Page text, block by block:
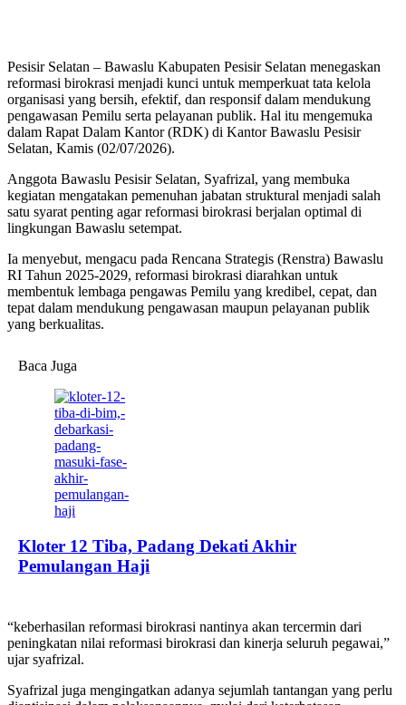
Pesisir Selatan – Bawaslu Kabupaten Pesisir Selatan menegaskan
reformasi birokrasi menjadi kunci untuk memperkuat tata kelola
organisasi yang bersih, efektif, dan responsif dalam mendukung
pengawasan Pemilu serta pelayanan publik. Hal itu mengemuka
dalam Rapat Dalam Kantor (RDK) di Kantor Bawaslu Pesisir
Selatan, Kamis (02/07/2026).
Anggota Bawaslu Pesisir Selatan, Syafrizal, yang membuka
kegiatan mengatakan pemenuhan jabatan struktural menjadi salah
satu syarat penting agar reformasi birokrasi berjalan optimal di
lingkungan Bawaslu setempat.
Ia menyebut, mengacu pada Rencana Strategis (Renstra) Bawaslu
RI Tahun 2025-2029, reformasi birokrasi diarahkan untuk
membentuk lembaga pengawas Pemilu yang kredibel, cepat, dan
tepat dalam mendukung pengawasan maupun pelayanan publik
yang berkualitas.
Baca Juga
Kloter 12 Tiba, Padang Dekati Akhir
Pemulangan Haji
“keberhasilan reformasi birokrasi nantinya akan tercermin dari
peningkatan nilai reformasi birokrasi dan kinerja seluruh pegawai,”
ujar syafrizal.
Syafrizal juga mengingatkan adanya sejumlah tantangan yang perlu